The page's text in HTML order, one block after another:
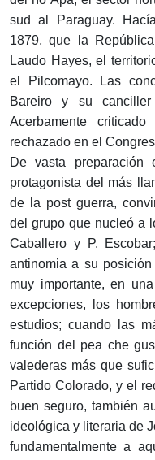
sud al Paraguay.
1879, que la
Laudo Hayes, el
el Pilcomayo. Las
Bareiro y su
Acerbamente
rechazado en el
De vasta preparación
protagonista del más
de la post guerra,
del grupo que nucleó a
Caballero y P.
antinomia a su
muy importante, en
excepciones, los
estudios; cuando las
función del pea che
valederas más que
Partido Colorado, y el
buen seguro, también
ideológica y literaria de
fundamentalmente a